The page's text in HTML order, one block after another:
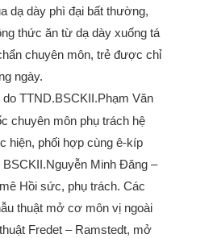
dạ dày phì đại bất thường,
thức ăn từ dạ dày xuống tá
chuyên môn, trẻ được chỉ
ngày.
do TTND.BSCKII.Phạm Văn
chuyên môn phụ trách hệ
hiện, phối hợp cùng ê-kíp
Minh Đăng –
Hồi sức, phụ trách. Các
thuật mở cơ môn vị ngoài
Fredet – Ramstedt, mở